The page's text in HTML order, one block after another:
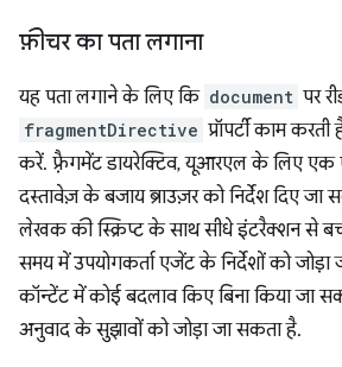
फ़ीचर का पता लगाना
यह पता लगाने के लिए कि document पर
fragmentDirective प्रॉपर्टी काम
करें. फ़्रैगमेंट डायरेक्टिव, यूआरएल के लिए एक
दस्तावेज़ के बजाय ब्राउज़र को निर्देश दिए
लेखक की स्क्रिप्ट के साथ सीधे इंटरैक्शन से
समय में उपयोगकर्ता एजेंट के निर्देशों को जोड़ा
कॉन्टेंट में कोई बदलाव किए बिना किया जा
अनुवाद के सुझावों को जोड़ा जा सकता है.